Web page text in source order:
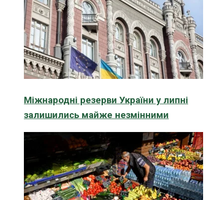
Міжнародні резерви України у липні
залишились майже незмінними